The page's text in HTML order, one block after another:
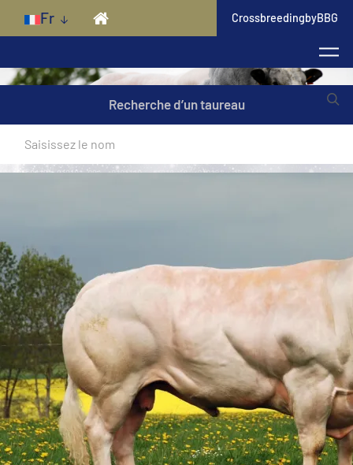
Skip to main content
Fr CrossbreedingbyBBG
Recherche d’un taureau
Mixte